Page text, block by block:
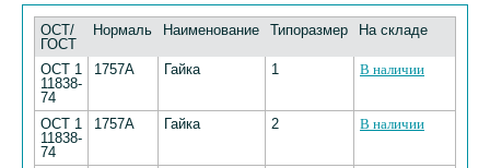
ОСТ/
ГОСТ
Нормаль Наименование Типоразмер На складе
ОСТ 1
11838-
74
1757А Гайка 1 В наличии
ОСТ 1
11838-
74
1757А Гайка 2 В наличии